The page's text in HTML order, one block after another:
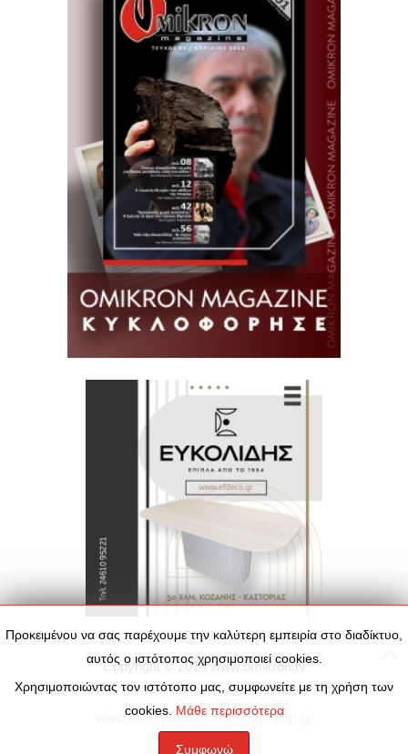
Προκειμένου να σας παρέχουμε την καλύτερη εμπειρία στο διαδίκτυο,
αυτός ο ιστότοπος χρησιμοποιεί cookies.
Χρησιμοποιώντας τον ιστότοπο μας, συμφωνείτε με τη χρήση των
cookies. Μάθε περισσότερα
Συμφωνώ
Copyright © 2014www.omikron.tv
www.ptolemaida.tv www.top-sport.gr